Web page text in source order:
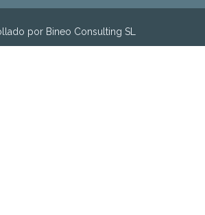
por Bineo Consulting SL